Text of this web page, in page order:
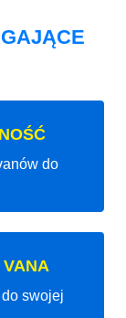
do
swojej